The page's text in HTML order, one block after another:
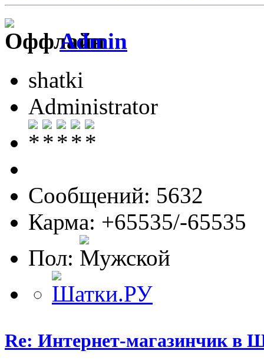
Admin
shatki
Administrator
Сообщений: 5632
Карма: +65535/-65535
Пол:
Re: Интернет-магазинчик в